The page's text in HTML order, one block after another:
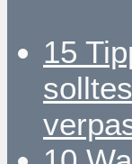
15